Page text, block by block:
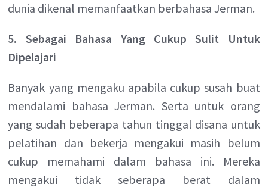
dunia dikenal memanfaatkan berbahasa Jerman.
5. Sebagai Bahasa Yang Cukup Sulit Untuk
Dipelajari
Banyak yang mengaku apabila cukup susah buat
mendalami bahasa Jerman. Serta untuk orang
yang sudah beberapa tahun tinggal disana untuk
pelatihan dan bekerja mengakui masih belum
cukup memahami dalam bahasa ini. Mereka
mengakui tidak seberapa berat dalam